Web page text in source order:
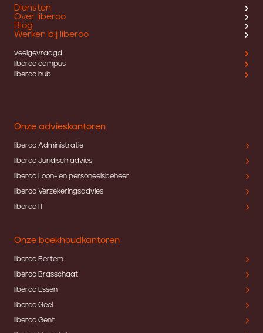
Diensten
Over liberoo
Blog
Werken bij liberoo
veelgevraagd
liberoo campus
liberoo hub
Onze advieskantoren
liberoo Administratie
liberoo Juridisch advies
liberoo Loon- en personeelsbeheer
liberoo Verzekeringsadvies
liberoo IT
Onze boekhoudkantoren
liberoo Bertem
liberoo Brasschaat
liberoo Essen
liberoo Geel
liberoo Gent